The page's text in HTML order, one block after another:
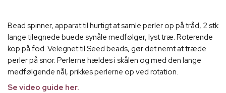
Bead spinner, apparat til hurtigt at samle perler op på tråd, 2 stk
lange tilegnede buede synåle medfølger, lyst træ. Roterende
kop på fod. Velegnet til Seed beads, gør det nemt at træde
perler på snor. Perlerne hældes i skålen og med den lange
medfølgende nål, prikkes perlerne op ved rotation.
Se video guide her.